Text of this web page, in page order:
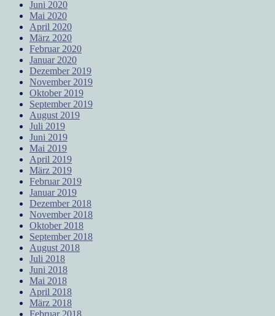
Juni 2020
Mai 2020
April 2020
März 2020
Februar 2020
Januar 2020
Dezember 2019
November 2019
Oktober 2019
September 2019
August 2019
Juli 2019
Juni 2019
Mai 2019
April 2019
März 2019
Februar 2019
Januar 2019
Dezember 2018
November 2018
Oktober 2018
September 2018
August 2018
Juli 2018
Juni 2018
Mai 2018
April 2018
März 2018
Februar 2018